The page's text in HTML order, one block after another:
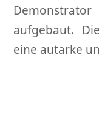
aufgebaut.
eine autarke